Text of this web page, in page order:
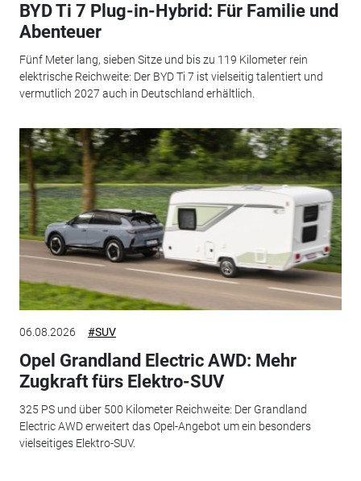
BYD Ti 7 Plug-in-Hybrid: Für Familie und
Abenteuer
Fünf Meter lang, sieben Sitze und bis zu 119 Kilometer rein
elektrische Reichweite: Der BYD Ti 7 ist vielseitig talentiert und
vermutlich 2027 auch in Deutschland erhältlich.
06.08.2026 #SUV
Opel Grandland Electric AWD: Mehr
Zugkraft fürs Elektro-SUV
325 PS und über 500 Kilometer Reichweite: Der Grandland
Electric AWD erweitert das Opel-Angebot um ein besonders
vielseitiges Elektro-SUV.